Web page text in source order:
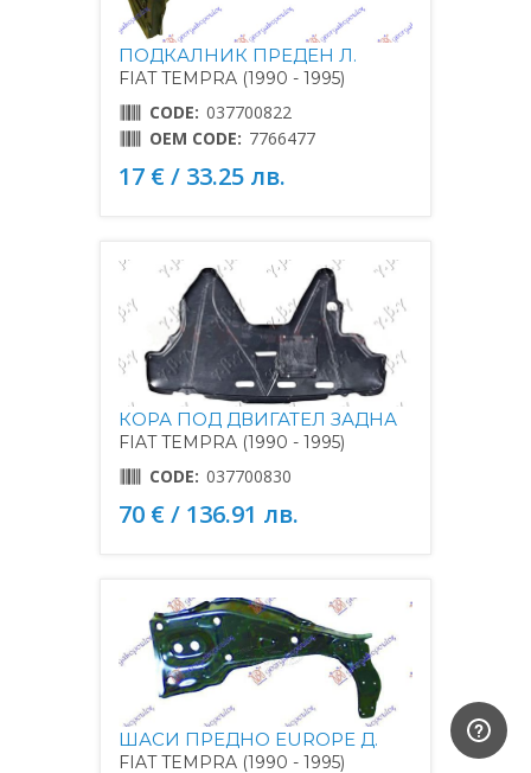
ПОДКАЛНИК ПРЕДЕН Л.
FIAT TEMPRA (1990 - 1995)
CODE: 037700822
OEM CODE: 7766477
17 € / 33.25 лв.
КОРА ПОД ДВИГАТЕЛ ЗАДНА
FIAT TEMPRA (1990 - 1995)
CODE: 037700830
70 € / 136.91 лв.
ШАСИ ПРЕДНО EUROPE Д.
FIAT TEMPRA (1990 - 1995)